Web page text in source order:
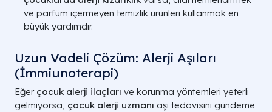
ve parfüm içermeyen temizlik ürünleri kullanmak en
büyük yardımdır.
Uzun Vadeli Çözüm: Alerji Aşıları
(İmmiunoterapi)
Eğer çocuk alerji ilaçları ve korunma yöntemleri yeterli
gelmiyorsa, çocuk alerji uzmanı aşı tedavisini gündeme